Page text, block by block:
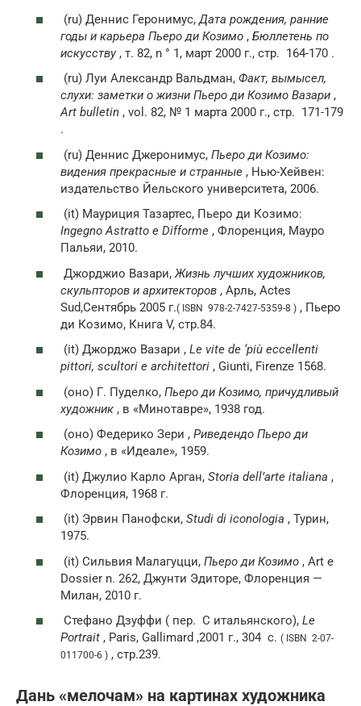
(ru) Деннис Геронимус,Дата рождения, ранние
годы и карьера Пьеро ди Козимо , Бюллетень по
искусству, т. 82, n ° 1, март 2000 г., стр. 164-170 .
(ru) Луи Александр Вальдман, Факт, вымысел,
слухи: заметки о жизни Пьеро ди Козимо Вазари ,
Art bulletin , vol. 82, № 1 марта 2000 г., стр. 171-179
.
(ru) Деннис Джеронимус, Пьеро ди Козимо:
видения прекрасные и странные , Нью-Хейвен:
издательство Йельского университета, 2006.
(it) Мауриция Тазартес, Пьеро ди Козимо:
Ingegno Astratto e Difforme , Флоренция, Мауро
Пальяи, 2010.
Джорджио Вазари,Жизнь лучших художников,
скульпторов и архитекторов , Арль, Actes
Sud,Сентябрь 2005 г.( ISBN 978-2-7427-5359-8 ) , Пьеро
ди Козимо, Книга V, стр.84.
(it) Джорджо Вазари , Le vite de ‘più eccellenti
pittori, scultori e architettori , Giunti, Firenze 1568.
(оно) Г. Пуделко, Пьеро ди Козимо, причудливый
художник , в «Минотавре», 1938 год.
(оно) Федерико Зери , Риведендо Пьеро ди
Козимо , в «Идеале», 1959.
(it) Джулио Карло Арган, Storia dell’arte italiana ,
Флоренция, 1968 г.
(it) Эрвин Панофски, Studi di iconologia , Турин,
1975.
(it) Сильвия Малагуцци, Пьеро ди Козимо , Art e
Dossier n. 262, Джунти Эдиторе, Флоренция —
Милан, 2010 г.
Стефано Дзуффи ( пер. С итальянского), Le
Portrait , Paris, Gallimard ,2001 г., 304 с. ( ISBN 2-07-
011700-6 ) , стр.239.
Дань «мелочам» на картинах художника